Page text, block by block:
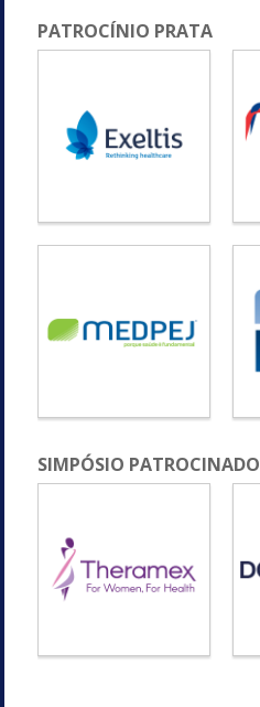
PATROCÍNIO PRATA
SIMPÓSIO PATROCINADO